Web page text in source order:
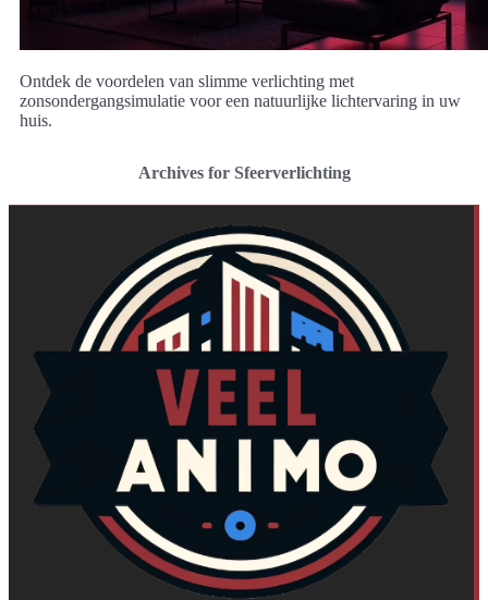
Ontdek de voordelen van slimme verlichting met
zonsondergangsimulatie voor een natuurlijke lichtervaring in uw
huis.
Archives for Sfeerverlichting